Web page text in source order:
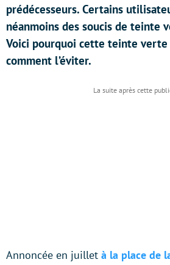
prédécesseurs. Certains
néanmoins des soucis de teinte
Voici pourquoi cette teinte
comment l’éviter.
Annoncée en juillet à la place de